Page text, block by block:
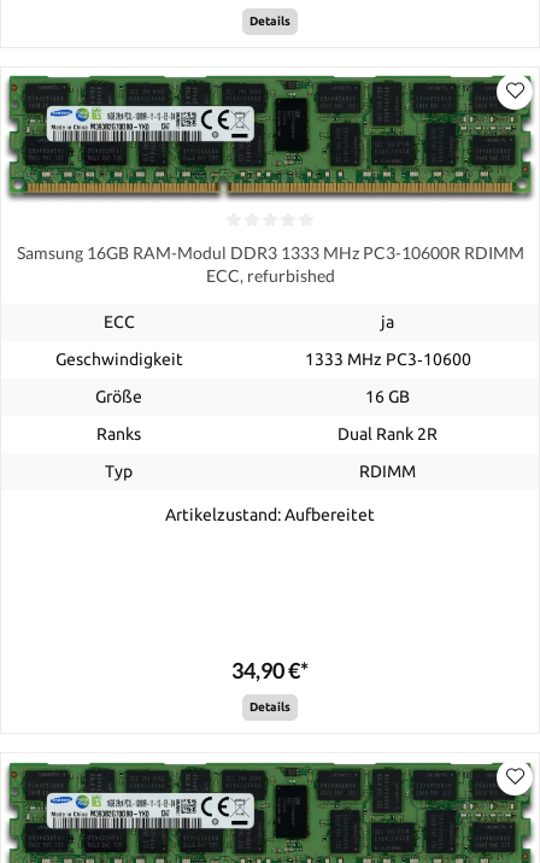
Details
Samsung 16GB RAM-Modul DDR3 1333 MHz PC3-10600R RDIMM
ECC, refurbished
ECC
ja
Geschwindigkeit
1333 MHz PC3‑10600
Größe
16 GB
Ranks
Dual Rank 2R
Typ
RDIMM
Artikelzustand: Aufbereitet
34,90 €*
Details